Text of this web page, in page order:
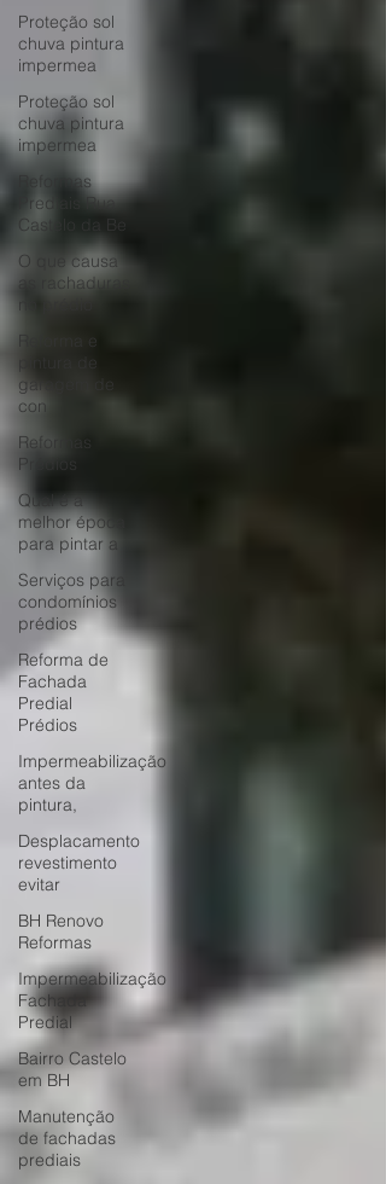
Proteção sol
chuva pintura
impermea
Proteção sol
chuva pintura
impermea
Reformas
Prediais Rua
Castelo da Be
O que causa
as rachaduras
Reforma e
pintura de
garagem de
con
Reformas
Prédios
Qual é a
melhor época
para pintar a
Serviços para
condomínios
prédios
Reforma de
Fachada
Predial
Prédios
Impermeabilização
antes da
pintura,
Desplacamento
revestimento
evitar
BH Renovo
Reformas
Impermeabilização
Fachada
Predial
Bairro Castelo
em BH
Manutenção
de fachadas
prediais